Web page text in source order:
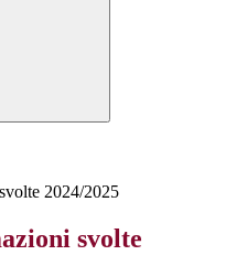
2024/2025
svolte